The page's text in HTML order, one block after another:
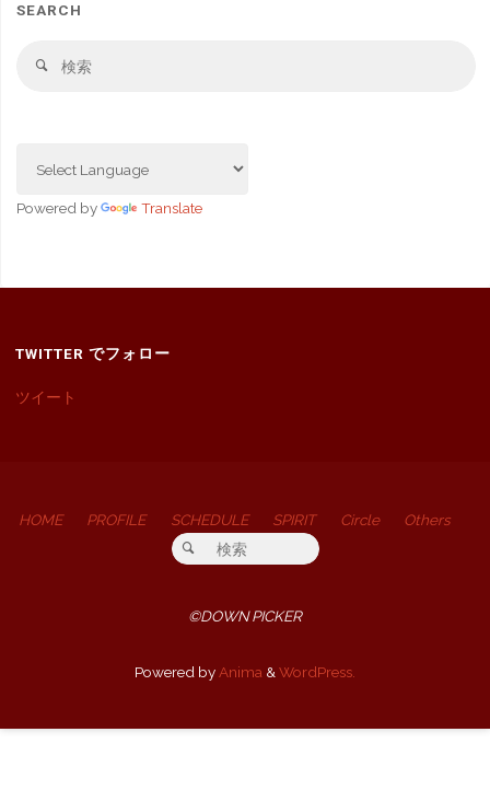
SEARCH
検
Powered by Translate
TWITTER でフォロー
ツイート
HOME PROFILE SCHEDULE SPIRIT Circle
Others
検索対象:
検索
©DOWN PICKER
Powered by Anima & WordPress.